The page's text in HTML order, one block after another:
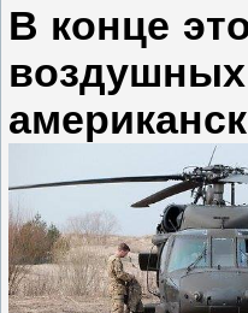
В конце